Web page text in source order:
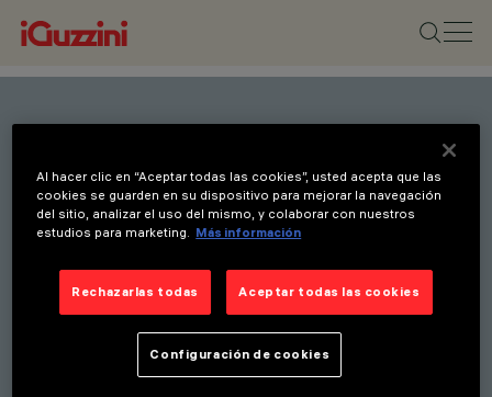
Mantente al día con
nuestras últimas
innovaciones. Suscríbete a
nuestro boletín para recibir
novedades sobre nuevos
productos, ferias e
iniciativas.
Al hacer clic en “Aceptar todas las cookies”, usted acepta que las
cookies se guarden en su dispositivo para mejorar la navegación
del sitio, analizar el uso del mismo, y colaborar con nuestros
estudios para marketing.
Más información
Rechazarlas todas Aceptar todas las cookies
Configuración de cookies